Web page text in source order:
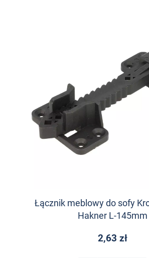
Łącznik meblowy do sofy
Hakner L-145mm
2,63 zł